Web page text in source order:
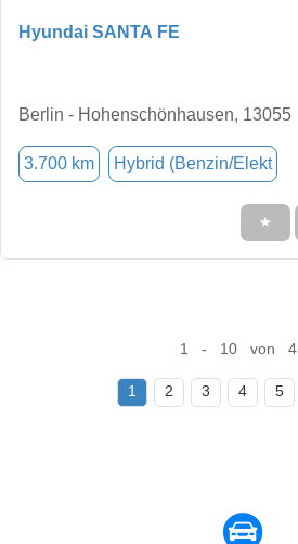
Hyundai SANTA FE
Berlin - Hohenschönhausen, 13055
3.700 km Hybrid (Benzin/Elekt
★
1 - 10 von
1 2 3 4 5